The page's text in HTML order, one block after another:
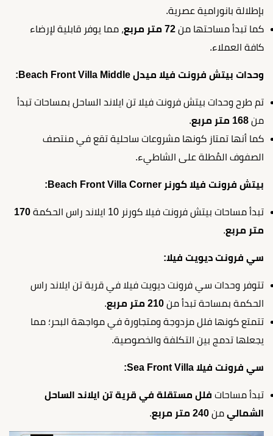
بإطلالة بانورامية عصرية.
كما تبدأ مساحتها من
، مما يوفر قابلية لإرضاء
كافة العملاء.
وحدات بيتش فرونت فيلا ميدل Beach Front Villa Middle:
تم طرح وحدات بيتش فرونت فيلا تن ايلاند الساحل بمساحات تبدأ
من 168 متر مربع
.
كما أنها تمتاز كونها مشروعات ساحلية تقع في منتصف
الصفوف المُطلة على الشاطيء.
بيتش فرونت فيلا كورنر Beach Front Villa Corner:
تبدأ مساحات بيتش فرونت فيلا كورنر 10 ايلاند راس الحكمة
170
متر مربع.
سي فرونت ديويت فيلا:
تتوفر وحدات سي فرونت ديويت فيلا في قرية تن ايلاند راس
الحكمة بمساحة تبدأ من
.
تتمتع كونها فلل مزدوجة ومتجاورة في مواجهة البحر؛ مما
يجعلها تدمج بين التكلفة والخصوصية.
سي فرونت فيلا Sea Front Villa:
تبدأ مساحات فلل مستقلة في قرية تن ايلاند الساحل
الشمالي من 240 متر مربع .